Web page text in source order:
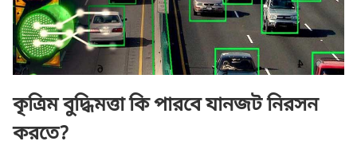
কৃত্রিম বুদ্ধিমত্তা কি পারবে যানজট নিরসন
করতে?